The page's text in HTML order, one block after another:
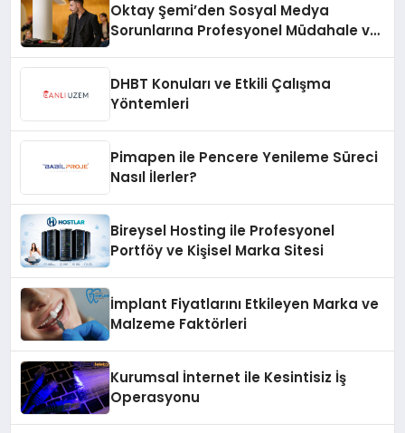
Oktay Şemi’den Sosyal Medya
Sorunlarına Profesyonel Müdahale ve
DHBT Konuları ve Etkili Çalışma
Yöntemleri
Pimapen ile Pencere Yenileme Süreci
Nasıl İlerler?
Bireysel Hosting ile Profesyonel
Portföy ve Kişisel Marka Sitesi
İmplant Fiyatlarını Etkileyen Marka ve
Malzeme Faktörleri
Kurumsal İnternet ile Kesintisiz İş
Operasyonu